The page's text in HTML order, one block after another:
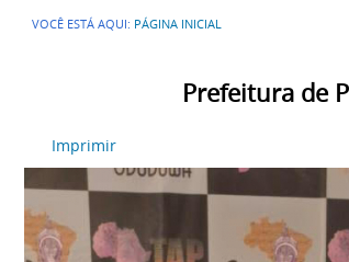
VOCÊ ESTÁ AQUI: PÁGINA INICIAL
Prefeitura de
Imprimir